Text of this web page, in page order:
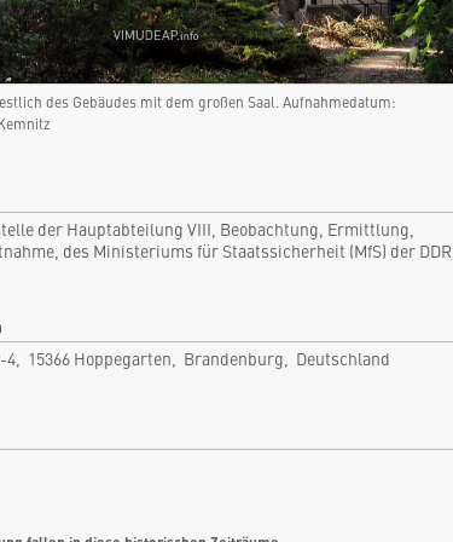
des Gebäudes mit dem großen Saal. Aufnahmedatum:
der Hauptabteilung VIII, Beobachtung, Ermittlung,
des Ministeriums für Staatssicherheit (MfS) der
4, 15366 Hoppegarten, Brandenburg, Deutschland
Brandenburg, Deutschland
Geheimdienst
Bilder
Detailkarten